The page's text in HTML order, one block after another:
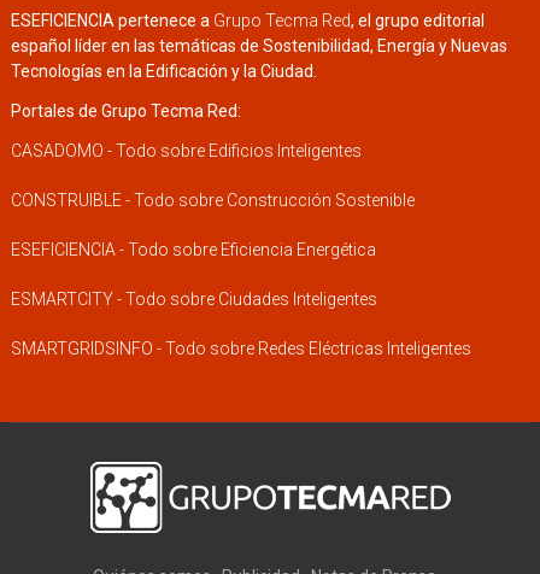
ESEFICIENCIA pertenece a Grupo Tecma Red, el grupo editorial
español líder en las temáticas de Sostenibilidad, Energía y Nuevas
Tecnologías en la Edificación y la Ciudad.
Portales de Grupo Tecma Red:
CASADOMO - Todo sobre Edificios Inteligentes
CONSTRUIBLE - Todo sobre Construcción Sostenible
ESEFICIENCIA - Todo sobre Eficiencia Energética
ESMARTCITY - Todo sobre Ciudades Inteligentes
SMARTGRIDSINFO - Todo sobre Redes Eléctricas Inteligentes